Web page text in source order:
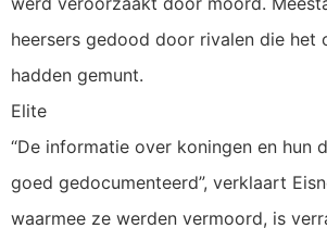
heersers gedood door rivalen die het
hadden gemunt.
Elite
“De informatie over koningen en hun
goed gedocumenteerd”, verklaart
waarmee ze werden vermoord, is